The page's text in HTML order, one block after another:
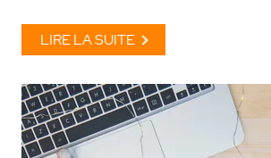
LIRE LA SUITE